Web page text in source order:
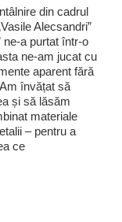
din cadrul
Alecsandri”
ne-a purtat într-o
ne-am jucat cu
aparent fără
învățat să
și să lăsăm
materiale
– pentru a
ce